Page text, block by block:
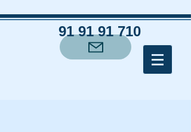
91 91 91 710